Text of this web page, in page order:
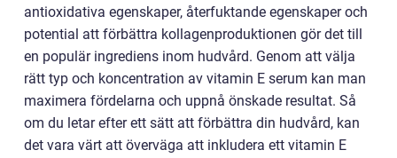
antioxidativa egenskaper, återfuktande egenskaper och
potential att förbättra kollagenproduktionen gör det till
en populär ingrediens inom hudvård. Genom att välja
rätt typ och koncentration av vitamin E serum kan man
maximera fördelarna och uppnå önskade resultat. Så
om du letar efter ett sätt att förbättra din hudvård, kan
det vara värt att överväga att inkludera ett vitamin E